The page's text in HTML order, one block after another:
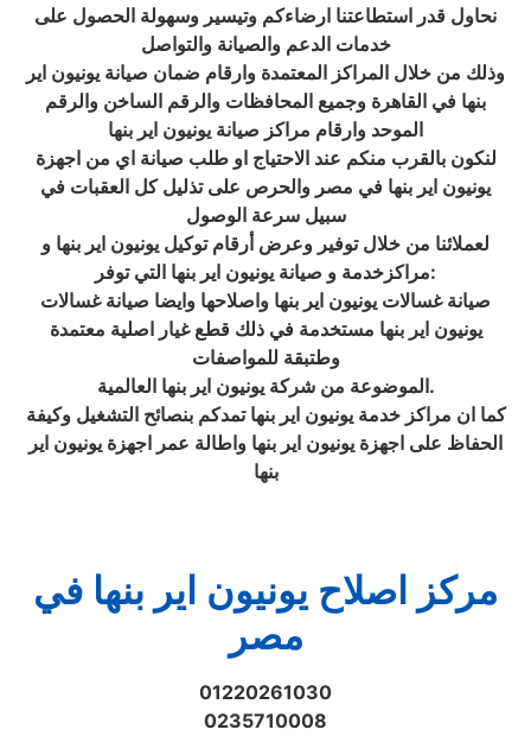
نحاول قدر استطاعتنا ارضاءكم وتيسير وسهولة الحصول على
خدمات الدعم والصيانة والتواصل
وذلك من خلال المراكز المعتمدة وارقام ضمان صيانة يونيون اير
بنها في القاهرة وجميع المحافظات والرقم الساخن والرقم
الموحد وارقام مراكز صيانة يونيون اير بنها
لنكون بالقرب منكم عند الاحتياج او طلب صيانة اي من اجهزة
يونيون اير بنها في مصر والحرص على تذليل كل العقبات في
سبيل سرعة الوصول
لعملائنا من خلال توفير وعرض أرقام توكيل يونيون اير بنها و
مراكزخدمة و صيانة يونيون اير بنها التي توفر:
صيانة غسالات يونيون اير بنها واصلاحها وايضا صيانة غسالات
يونيون اير بنها مستخدمة في ذلك قطع غيار اصلية معتمدة
وطتبقة للمواصفات
الموضوعة من شركة يونيون اير بنها العالمية.
كما ان مراكز خدمة يونيون اير بنها تمدكم بنصائح التشغيل وكيفة
الحفاظ على اجهزة يونيون اير بنها واطالة عمر اجهزة يونيون اير
بنها
مركز اصلاح يونيون اير بنها في
مصر
01220261030
0235710008